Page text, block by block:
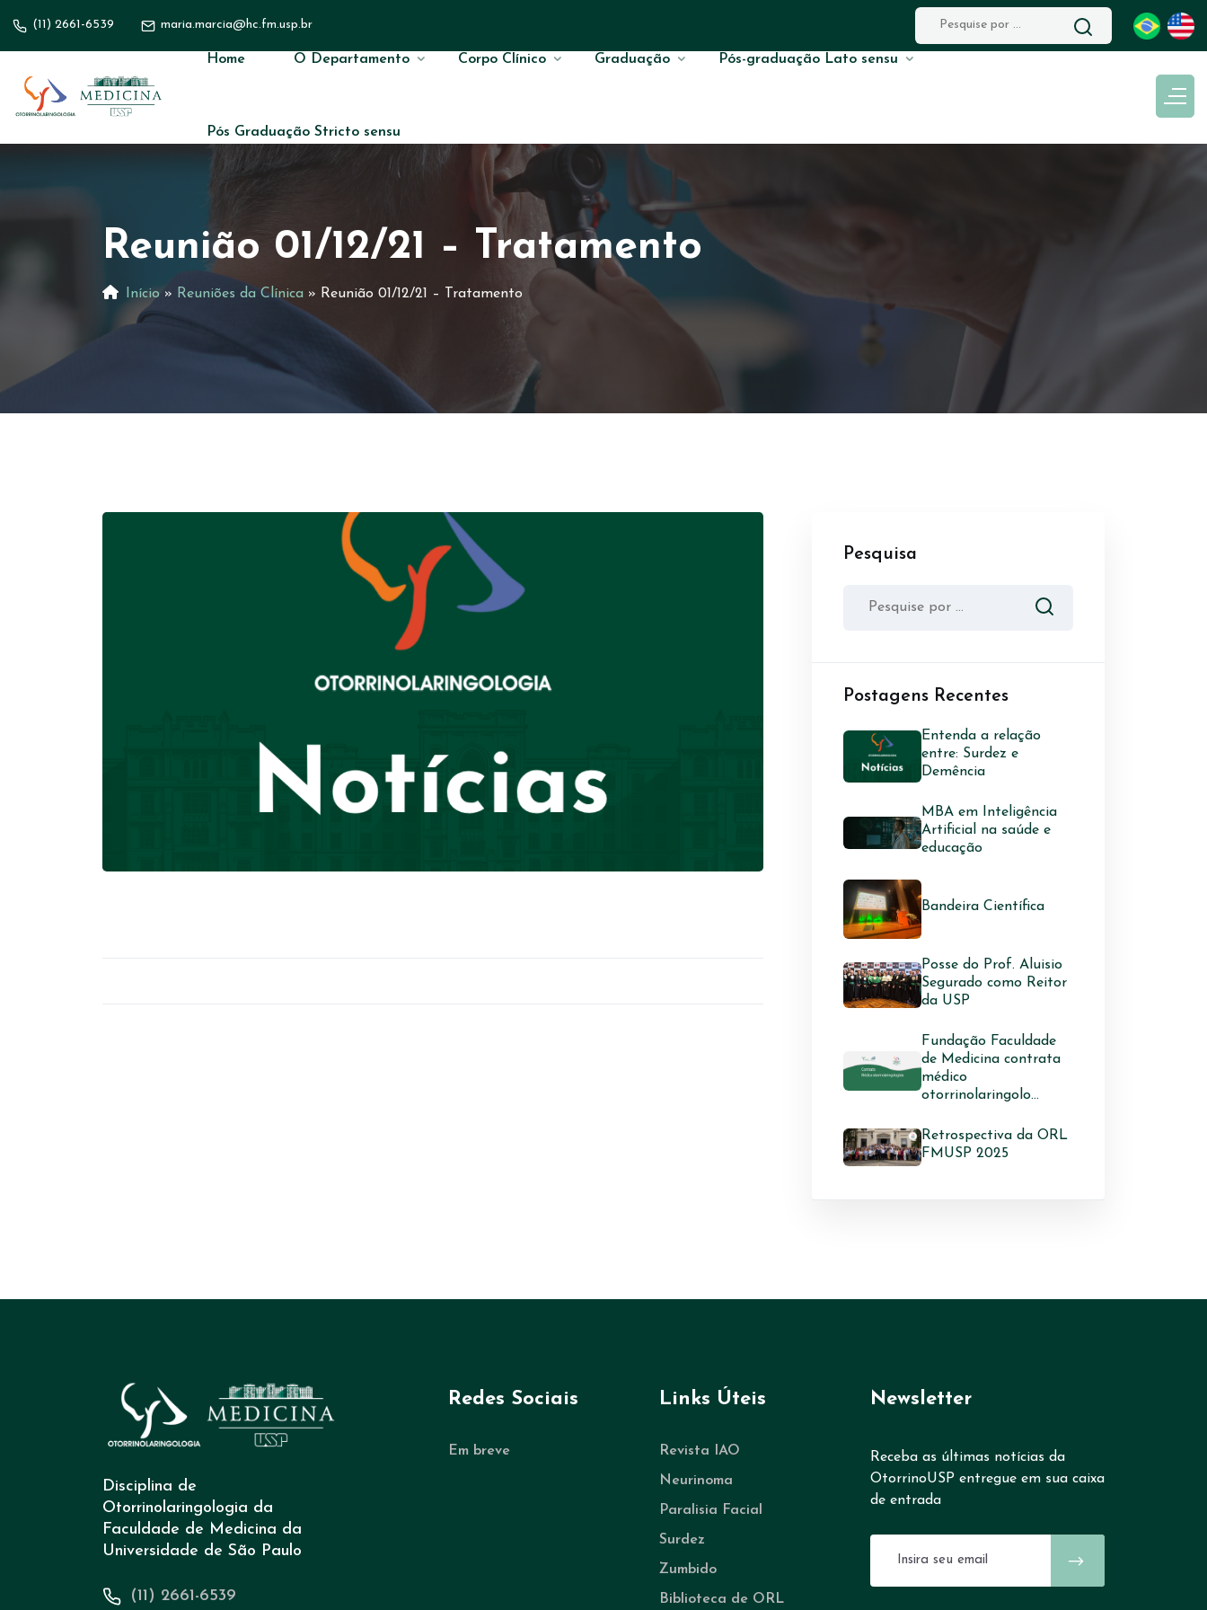
(11) 2661-6539 maria.marcia@hc.fm.usp.br
Home O Departamento Corpo Clínico Graduação Pós-graduação Lato sensu
Pós Graduação Stricto sensu
Reunião 01/12/21 – Tratamento
Início » Reuniões da Clínica » Reunião 01/12/21 – Tratamento
Pesquisa
Postagens Recentes
Entenda a relação
entre: Surdez e
Demência
MBA em Inteligência
Artificial na saúde e
educação
Bandeira Científica
Posse do Prof. Aluisio
Segurado como Reitor
da USP
Fundação Faculdade
de Medicina contrata
médico
otorrinolaringolo...
Retrospectiva da ORL
FMUSP 2025
Disciplina de
Otorrinolaringologia da
Faculdade de Medicina da
Universidade de São Paulo
(11) 2661-6539
Redes Sociais
Em breve
Links Úteis
Revista IAO
Neurinoma
Paralisia Facial
Surdez
Zumbido
Biblioteca de ORL
Newsletter
Receba as últimas notícias da
OtorrinoUSP entregue em sua caixa
de entrada